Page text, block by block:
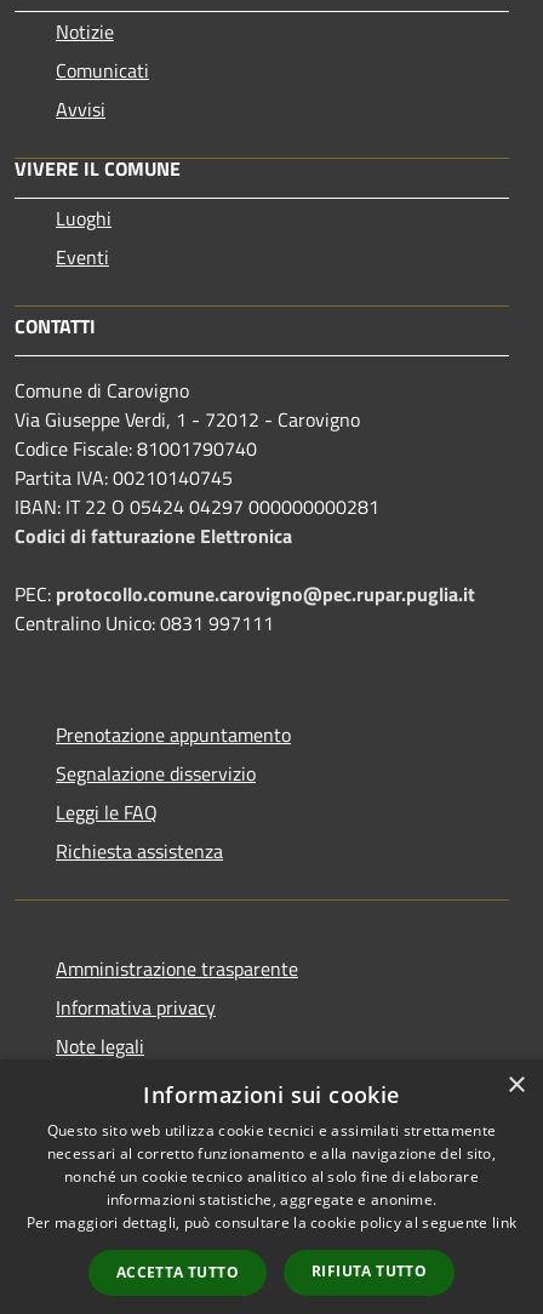
Notizie
Comunicati
Avvisi
VIVERE IL COMUNE
Luoghi
Eventi
CONTATTI
Comune di Carovigno
Via Giuseppe Verdi, 1 - 72012 - Carovigno
Codice Fiscale: 81001790740
Partita IVA: 00210140745
IBAN: IT 22 O 05424 04297 000000000281
Codici di fatturazione Elettronica
PEC: protocollo.comune.carovigno@pec.rupar.puglia.it
Centralino Unico: 0831 997111
Prenotazione appuntamento
Segnalazione disservizio
Leggi le FAQ
Richiesta assistenza
Amministrazione trasparente
Informativa privacy
Note legali
Dichiarazione di accessibilità
Accessibilità
Copyright © 2026 • Comune di
Carovigno • Powered by
Municipium•
Accesso
redazione
×
Informazioni sui cookie
Questo sito web utilizza cookie tecnici e assimilati strettamente
necessari al corretto funzionamento e alla navigazione del sito,
nonché un cookie tecnico analitico al solo fine di elaborare
informazioni statistiche, aggregate e anonime.
Per maggiori dettagli, può consultare la cookie policy al seguente link
ACCETTA TUTTO RIFIUTA TUTTO